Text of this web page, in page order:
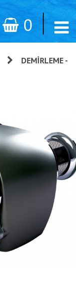
0
DEMIRLEME -